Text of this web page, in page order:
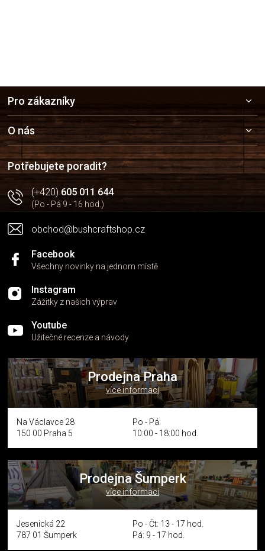
a
t
í
Pro zákazníky
O nás
Potřebujete poradit?
(+420)605 011 644
(Po - Pá 9 - 16 hod.)
obchod@bushcraftshop.cz
Facebook
Všechny novinky na jednom místě
Instagram
Zážitky z našich výprav
Youtube
Užitečné recenze a návody
Prodejna Praha
více informací
Na Václavce 28
150 00 Praha 5
Po - Pá:
10:00 - 18:00 hod.
Prodejna Šumperk
více informací
Jesenická 22
787 01 Šumperk
Po - Čt: 13 - 17 hod.
Pá: 9 - 17 hod.